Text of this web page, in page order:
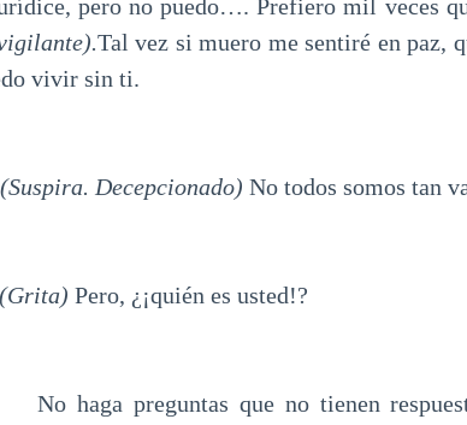
pero no puedo…. Prefiero mil veces
Tal vez si muero me sentiré en paz,
vivir sin ti.
(Suspira. Decepcionado) No todos somos tan
(Grita) Pero, ¿¡quién es usted!?
No haga preguntas que no tienen